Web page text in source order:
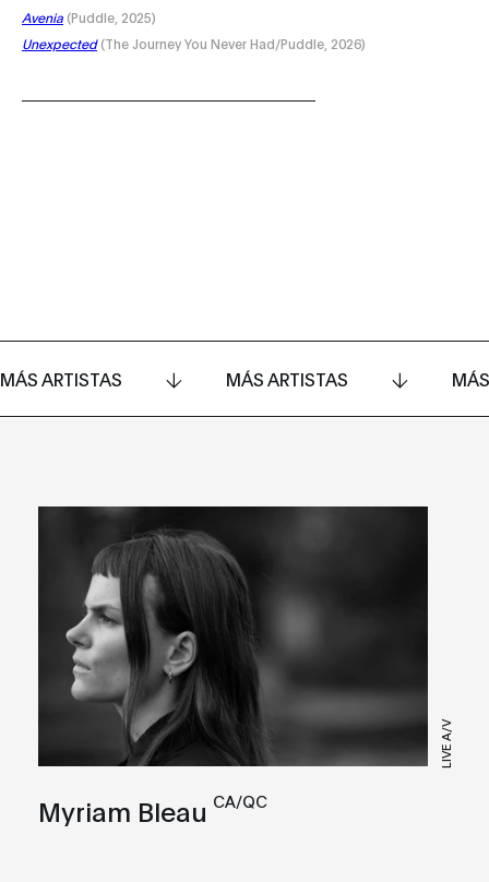
Avenia (Puddle, 2025)
Unexpected(The Journey You Never Had/Puddle, 2026)
MÁS ARTISTAS MÁS ARTISTAS
LIVE A/V
Myriam Bleau CA/QC